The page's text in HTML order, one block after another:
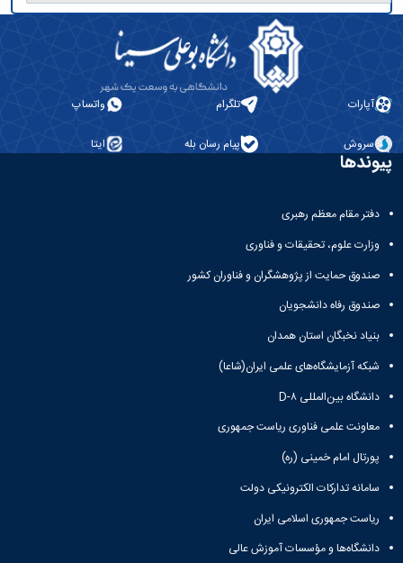
آپارات تلگرام واتساپ
سروش پیام رسان بله ایتا
پیوندها
دفتر مقام معظم رهبری
وزارت علوم، تحقیقات و فناوری
صندوق حمایت از پژوهشگران و فناوران کشور
صندوق رفاه دانشجویان
بنیاد نخبگان استان همدان
شبکه آزمایشگاه‌های علمی ایران(شاعا)
دانشگاه بین‌المللی D-۸
معاونت علمی فناوری ریاست جمهوری
پورتال امام خمینی (ره)
سامانه تدارکات الکترونیکی دولت
ریاست جمهوری اسلامی ایران
دانشگاه‌ها و مؤسسات آموزش عالی